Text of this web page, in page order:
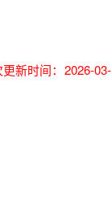
新时间：2026-03-